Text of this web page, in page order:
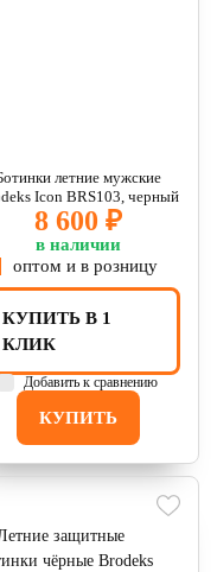
летние мужские
Icon BRS103, черный
8 600 ₽
в наличии
оптом и в розницу
КУПИТЬ
КУПИТЬ В 1
КЛИК
Добавить к сравнению